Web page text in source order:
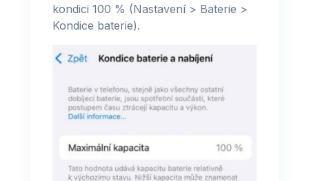
kondici 100 % (Nastavení > Baterie >
Kondice baterie).